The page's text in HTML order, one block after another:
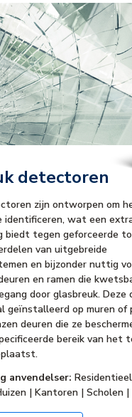
detectoren
zijn ontworpen om
identificeren, wat een
biedt tegen geforceerde
van uitgebreide
en bijzonder nuttig
en ramen die
door glasbreuk.
geïnstalleerd op muren of
deuren die ze
bereik van het
anvendelser:
| Kantoren | Scholen